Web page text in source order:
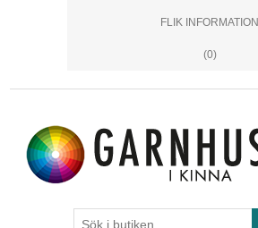
FLIK INFORMATION
(0)